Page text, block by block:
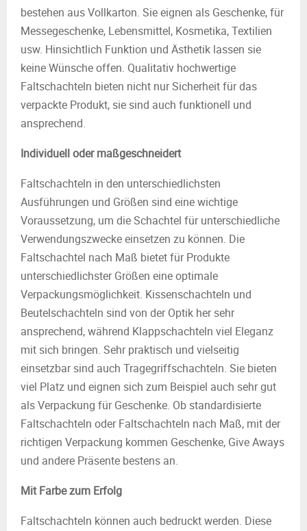
bestehen aus Vollkarton. Sie eignen als Geschenke, für
Messegeschenke, Lebensmittel, Kosmetika, Textilien
usw. Hinsichtlich Funktion und Ästhetik lassen sie
keine Wünsche offen. Qualitativ hochwertige
Faltschachteln bieten nicht nur Sicherheit für das
verpackte Produkt, sie sind auch funktionell und
ansprechend.
Individuell oder maßgeschneidert
Faltschachteln in den unterschiedlichsten
Ausführungen und Größen sind eine wichtige
Voraussetzung, um die Schachtel für unterschiedliche
Verwendungszwecke einsetzen zu können. Die
Faltschachtel nach Maß bietet für Produkte
unterschiedlichster Größen eine optimale
Verpackungsmöglichkeit. Kissenschachteln und
Beutelschachteln sind von der Optik her sehr
ansprechend, während Klappschachteln viel Eleganz
mit sich bringen. Sehr praktisch und vielseitig
einsetzbar sind auch Tragegriffschachteln. Sie bieten
viel Platz und eignen sich zum Beispiel auch sehr gut
als Verpackung für Geschenke. Ob standardisierte
Faltschachteln oder Faltschachteln nach Maß, mit der
richtigen Verpackung kommen Geschenke, Give Aways
und andere Präsente bestens an.
Mit Farbe zum Erfolg
Faltschachteln können auch bedruckt werden. Diese